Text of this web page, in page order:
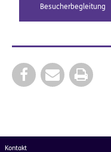
Besucherbegleitung
Kontakt